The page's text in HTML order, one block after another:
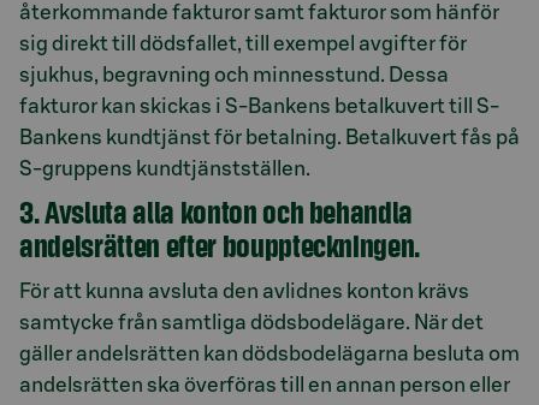
återkommande fakturor samt fakturor som hänför
sig direkt till dödsfallet, till exempel avgifter för
sjukhus, begravning och minnesstund. Dessa
fakturor kan skickas i S-Bankens betalkuvert till S-
Bankens kundtjänst för betalning. Betalkuvert fås på
S-gruppens kundtjänstställen.
3. Avsluta alla konton och behandla
andelsrätten efter bouppteckningen.
För att kunna avsluta den avlidnes konton krävs
samtycke från samtliga dödsbodelägare. När det
gäller andelsrätten kan dödsbodelägarna besluta om
andelsrätten ska överföras till en annan person eller